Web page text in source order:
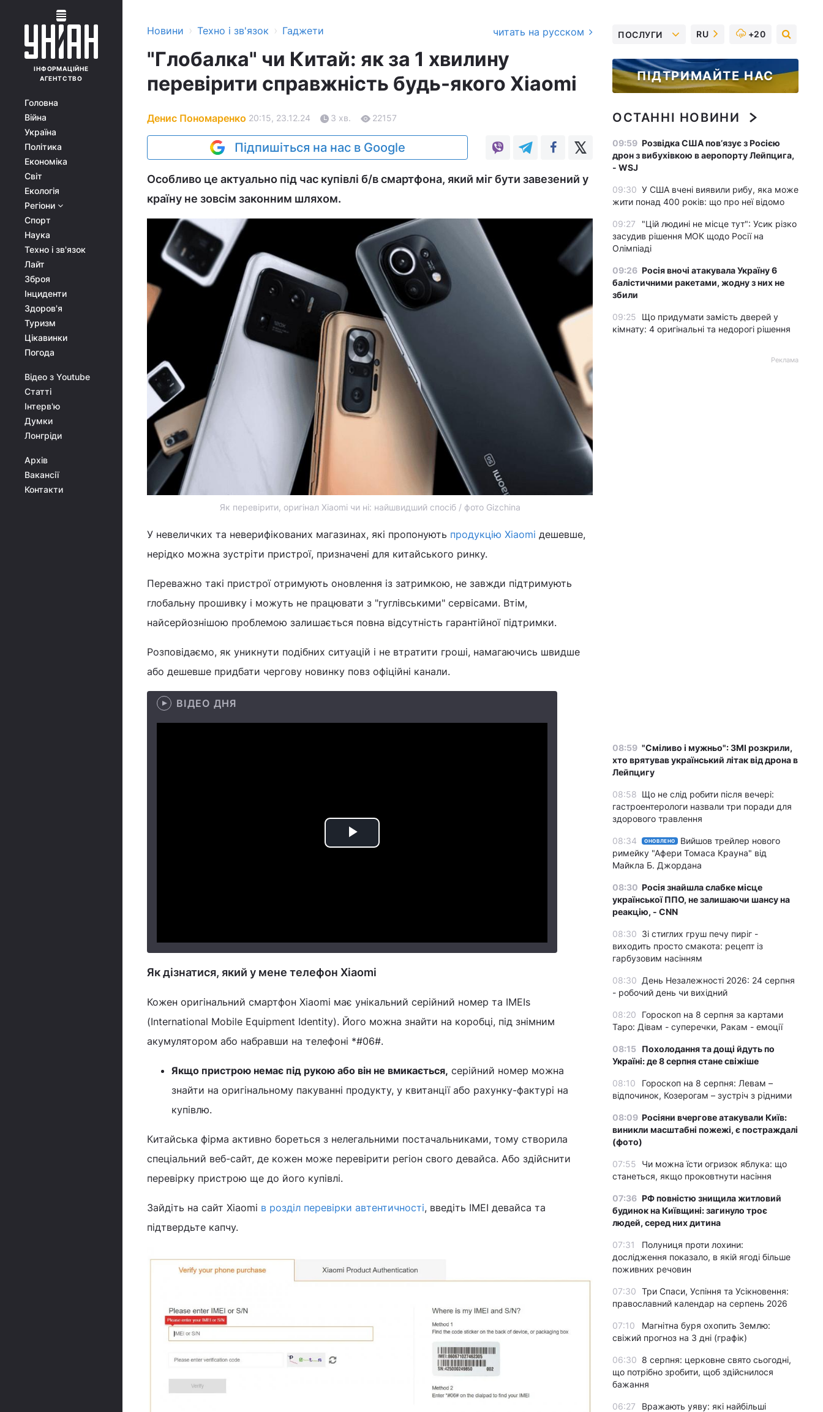
ІНФОРМАЦІЙНЕ
АГЕНТСТВО
Головна
Війна
Україна
Політика
Економіка
Світ
Екологія
Регіони
Спорт
Наука
Техно і зв'язок
Лайт
Зброя
Інциденти
Здоров'я
Туризм
Цікавинки
Погода
Відео з Youtube
Статті
Інтерв'ю
Думки
Лонгріди
Архів
Вакансії
Контакти
Новини › Техно і зв'язок › Гаджети читать на русском
"Глобалка" чи Китай: як за 1 хвилину
перевірити справжність будь-якого Xiaomi
Денис Пономаренко 20:15, 23.12.24 3 хв. 22157
Підпишіться на нас в Google
Особливо це актуально під час купівлі б/в смартфона, який міг бути завезений у
країну не зовсім законним шляхом.
Як перевірити, оригінал Xiaomi чи ні: найшвидший спосіб / фото Gizchina
У невеличких та неверифікованих магазинах, які пропонують продукцію Xiaomi дешевше,
нерідко можна зустріти пристрої, призначені для китайського ринку.
Переважно такі пристрої отримують оновлення із затримкою, не завжди підтримують
глобальну прошивку і можуть не працювати з "гуглівськими" сервісами. Втім,
найсерйознішою проблемою залишається повна відсутність гарантійної підтримки.
Розповідаємо, як уникнути подібних ситуацій і не втратити гроші, намагаючись швидше
або дешевше придбати чергову новинку повз офіційні канали.
ВІДЕО ДНЯ
Play
Як дізнатися, який у мене телефон Xiaomi
Кожен оригінальний смартфон Xiaomi має унікальний серійний номер та IMEIs
(International Mobile Equipment Identity). Його можна знайти на коробці, під знімним
акумулятором або набравши на телефоні *#06#.
Якщо пристрою немає під рукою або він не вмикається, серійний номер можна
знайти на оригінальному пакуванні продукту, у квитанції або рахунку-фактурі на
купівлю.
Китайська фірма активно бореться з нелегальними постачальниками, тому створила
спеціальний веб-сайт, де кожен може перевірити регіон свого девайса. Або здійснити
перевірку пристрою ще до його купівлі.
Зайдіть на сайт Xiaomi в розділ перевірки автентичності, введіть IMEI девайса та
підтвердьте капчу.
ПОСЛУГИ RU +20
ПІДТРИМАЙТЕ НАС
ОСТАННІ НОВИНИ
09:59 Розвідка США пов’язує з Росією
дрон з вибухівкою в аеропорту Лейпцига,
- WSJ
09:30 У США вчені виявили рибу, яка може
жити понад 400 років: що про неї відомо
09:27
"Цій людині не місце тут": Усик різко
засудив рішення МОК щодо Росії на
Олімпіаді
09:26 Росія вночі атакувала Україну 6
балістичними ракетами, жодну з них не
збили
09:25
Що придумати замість дверей у
кімнату: 4 оригінальні та недорогі рішення
Реклама
08:59 "Сміливо і мужньо": ЗМІ розкрили,
хто врятував український літак від дрона в
Лейпцигу
08:58 Що не слід робити після вечері:
гастроентерологи назвали три поради для
здорового травлення
08:34 ОНОВЛЕНО
Вийшов трейлер нового
римейку "Афери Томаса Крауна" від
Майкла Б. Джордана
08:30 Росія знайшла слабке місце
української ППО, не залишаючи шансу на
реакцію, - CNN
08:30 Зі стиглих груш печу пиріг -
виходить просто смакота: рецепт із
гарбузовим насінням
08:30 День Незалежності 2026: 24 серпня
- робочий день чи вихідний
08:20
Гороскоп на 8 серпня за картами
Таро: Дівам - суперечки, Ракам - емоції
08:15 Похолодання та дощі йдуть по
Україні: де 8 серпня стане свіжіше
08:10
Гороскоп на 8 серпня: Левам –
відпочинок, Козерогам – зустріч з рідними
08:09 Росіяни вчергове атакували Київ:
виникли масштабні пожежі, є постраждалі
(фото)
07:55
Чи можна їсти огризок яблука: що
станеться, якщо проковтнути насіння
07:36 РФ повністю знищила житловий
будинок на Київщині: загинуло троє
людей, серед них дитина
07:31
Полуниця проти лохини:
дослідження показало, в якій ягоді більше
поживних речовин
07:30 Три Спаси, Успіння та Усікновення:
православний календар на серпень 2026
07:10
Магнітна буря охопить Землю:
свіжий прогноз на 3 дні (графік)
06:30 8 серпня: церковне свято сьогодні,
що потрібно зробити, щоб здійснилося
бажання
06:27
Вражають уяву: які найбільші